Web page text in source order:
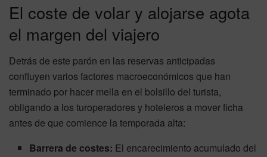
El coste de volar y alojarse agota
el margen del viajero
Detrás de este parón en las reservas anticipadas
confluyen varios factores macroeconómicos que han
terminado por hacer mella en el bolsillo del turista,
obligando a los turoperadores y hoteleros a mover ficha
antes de que comience la temporada alta:
Barrera de costes: El encarecimiento acumulado del